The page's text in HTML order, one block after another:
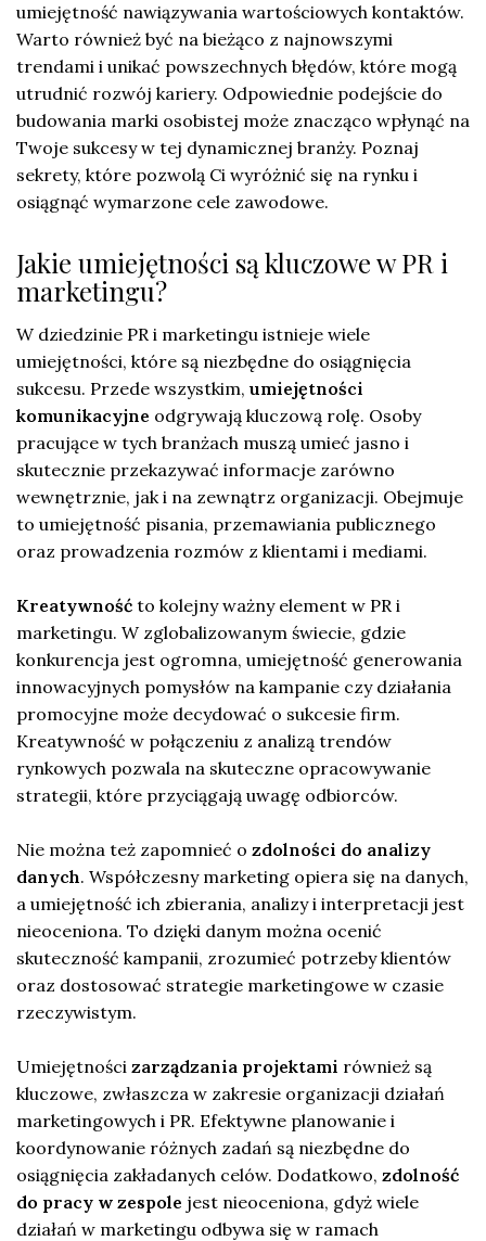
umiejętność nawiązywania wartościowych kontaktów.
Warto również być na bieżąco z najnowszymi
trendami i unikać powszechnych błędów, które mogą
utrudnić rozwój kariery. Odpowiednie podejście do
budowania marki osobistej może znacząco wpłynąć na
Twoje sukcesy w tej dynamicznej branży. Poznaj
sekrety, które pozwolą Ci wyróżnić się na rynku i
osiągnąć wymarzone cele zawodowe.
Jakie umiejętności są kluczowe w PR i
marketingu?
W dziedzinie PR i marketingu istnieje wiele
umiejętności, które są niezbędne do osiągnięcia
sukcesu. Przede wszystkim, umiejętności
komunikacyjne odgrywają kluczową rolę. Osoby
pracujące w tych branżach muszą umieć jasno i
skutecznie przekazywać informacje zarówno
wewnętrznie, jak i na zewnątrz organizacji. Obejmuje
to umiejętność pisania, przemawiania publicznego
oraz prowadzenia rozmów z klientami i mediami.
Kreatywność to kolejny ważny element w PR i
marketingu. W zglobalizowanym świecie, gdzie
konkurencja jest ogromna, umiejętność generowania
innowacyjnych pomysłów na kampanie czy działania
promocyjne może decydować o sukcesie firm.
Kreatywność w połączeniu z analizą trendów
rynkowych pozwala na skuteczne opracowywanie
strategii, które przyciągają uwagę odbiorców.
Nie można też zapomnieć o zdolności do analizy
danych. Współczesny marketing opiera się na danych,
a umiejętność ich zbierania, analizy i interpretacji jest
nieoceniona. To dzięki danym można ocenić
skuteczność kampanii, zrozumieć potrzeby klientów
oraz dostosować strategie marketingowe w czasie
rzeczywistym.
Umiejętności zarządzania projektami również są
kluczowe, zwłaszcza w zakresie organizacji działań
marketingowych i PR. Efektywne planowanie i
koordynowanie różnych zadań są niezbędne do
osiągnięcia zakładanych celów. Dodatkowo, zdolność
do pracy w zespole jest nieoceniona, gdyż wiele
działań w marketingu odbywa się w ramach